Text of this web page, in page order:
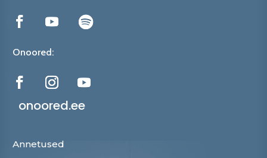
Onoored:
onoored.ee
Annetused